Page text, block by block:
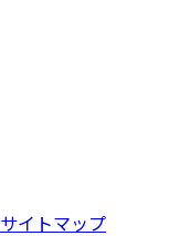
サイトマップ